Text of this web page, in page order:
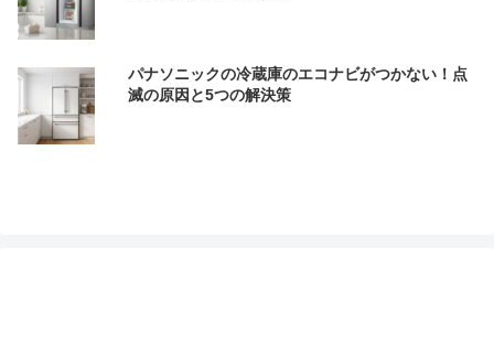
パナソニックの冷蔵庫のエコナビがつかない！点
滅の原因と5つの解決策